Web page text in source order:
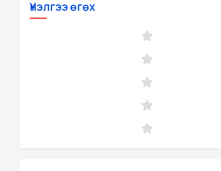
Үнэлгээ өгөх